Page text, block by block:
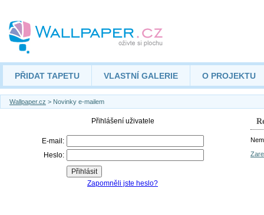
PŘIDAT TAPETU VLASTNÍ GALERIE O PROJEKTU
Wallpaper.cz > Novinky e-mailem